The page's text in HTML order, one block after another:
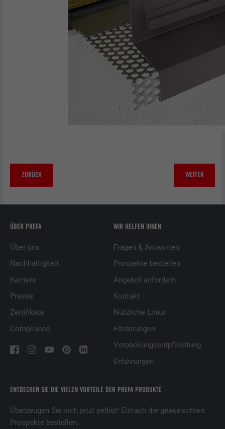
ZURÜCK WEITER
ENTDECKEN SIE DIE VIELEN VORTEILE DER PREFA PRODUKTE
Überzeugen Sie sich jetzt selbst! Einfach die gewünschten
Prospekte bestellen.
ÜBER PREFA
Über uns
Nachhaltigkeit
Karriere
Presse
Zertifikate
Compliance
WIR HELFEN IHNEN
Fragen & Antworten
Prospekte bestellen
Angebot anfordern
Kontakt
Nützliche Links
Förderungen
Verpackungsentpflichtung
Erfahrungen